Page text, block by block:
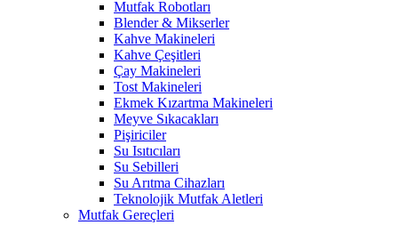
Mutfak Robotları
Blender & Mikserler
Kahve Makineleri
Kahve Çeşitleri
Çay Makineleri
Tost Makineleri
Ekmek Kızartma Makineleri
Meyve Sıkacakları
Pişiriciler
Su Isıtıcıları
Su Sebilleri
Su Arıtma Cihazları
Teknolojik Mutfak Aletleri
Mutfak Gereçleri